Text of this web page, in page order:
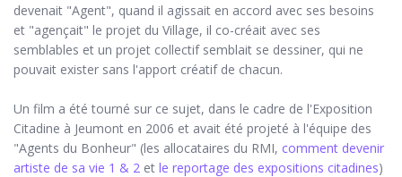
devenait "Agent", quand il agissait en accord avec ses besoins
et "agençait" le projet du Village, il co-créait avec ses
semblables et un projet collectif semblait se dessiner, qui ne
pouvait exister sans l'apport créatif de chacun.
Un film a été tourné sur ce sujet, dans le cadre de l'Exposition
Citadine à Jeumont en 2006 et avait été projeté à l'équipe des
"Agents du Bonheur" (les allocataires du RMI, comment devenir
artiste de sa vie 1 & 2 et le reportage des expositions citadines)